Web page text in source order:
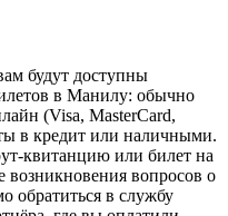
будут доступны
в Манилу: обычно
(Visa, MasterCard,
в кредит или наличными.
квитанцию или билет на
возникновения вопросов о
обратиться в службу